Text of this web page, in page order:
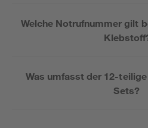
Welche Notrufnummer gilt
Was umfasst der 12-
Sets?